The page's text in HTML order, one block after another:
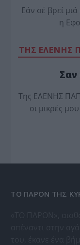
Εάν σέ βρεί
η
TΗΣ ΕΛΕΝΗΣ
Της ΕΛΕΝΗΣ
οι μικρές
ΤΟ ΠΑΡΟΝ ΤΗΣ